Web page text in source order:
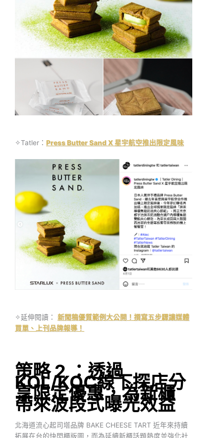
✧Tatler： Press Butter Sand X 星宇航空推出限定風味
✧延伸閱讀： 新聞稿優質範例大公開！撰寫五步驟讓媒體
買單、上刊品牌報導！
策略 2 ：透過
KOL/KOC線下探店分
享限定優惠，為新櫃
帶來波段式曝光效益
北海道流心起司塔品牌 BAKE CHEESE TART 近年來持續
拓展在台的快閃櫃版圖，而為延續新櫃話題熱度並強化社